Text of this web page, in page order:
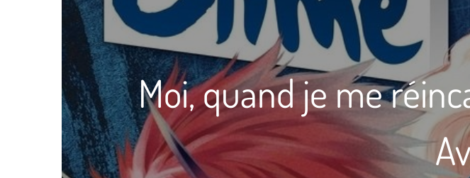
Moi, quand je me